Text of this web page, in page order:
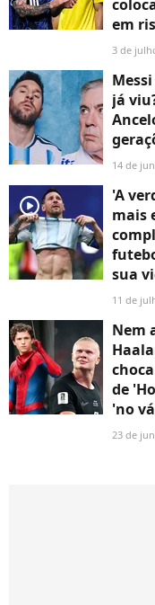
em
3 de
já
14 de
player2
'A
mais
sua
11 de
Nem
de
'no
23 de